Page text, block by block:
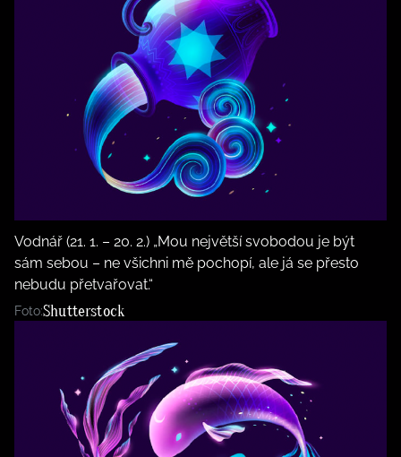
Vodnář (21. 1. – 20. 2.) „Mou největší svobodou je být
sám sebou – ne všichni mě pochopí, ale já se přesto
nebudu přetvařovat.“
Foto:Shutterstock